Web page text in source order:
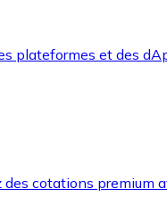
plateformes et des
cotations premium